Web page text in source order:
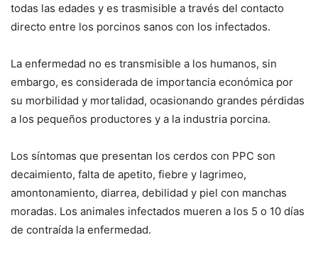
todas las edades y es trasmisible a través del contacto
directo entre los porcinos sanos con los infectados.
La enfermedad no es transmisible a los humanos, sin
embargo, es considerada de importancia económica por
su morbilidad y mortalidad, ocasionando grandes pérdidas
a los pequeños productores y a la industria porcina.
Los síntomas que presentan los cerdos con PPC son
decaimiento, falta de apetito, fiebre y lagrimeo,
amontonamiento, diarrea, debilidad y piel con manchas
moradas. Los animales infectados mueren a los 5 o 10 días
de contraída la enfermedad.